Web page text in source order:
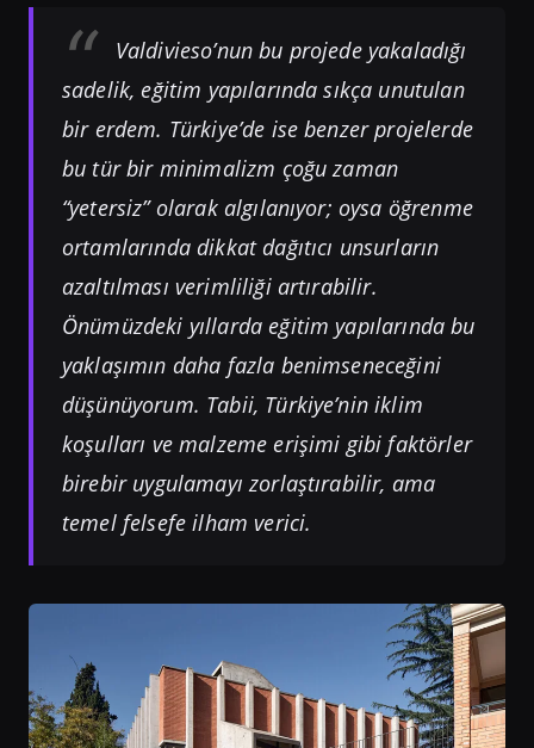
Valdivieso’nun bu projede yakaladığı
sadelik, eğitim yapılarında sıkça unutulan
bir erdem. Türkiye’de ise benzer projelerde
bu tür bir minimalizm çoğu zaman
“yetersiz” olarak algılanıyor; oysa öğrenme
ortamlarında dikkat dağıtıcı unsurların
azaltılması verimliliği artırabilir.
Önümüzdeki yıllarda eğitim yapılarında bu
yaklaşımın daha fazla benimseneceğini
düşünüyorum. Tabii, Türkiye’nin iklim
koşulları ve malzeme erişimi gibi faktörler
birebir uygulamayı zorlaştırabilir, ama
temel felsefe ilham verici.